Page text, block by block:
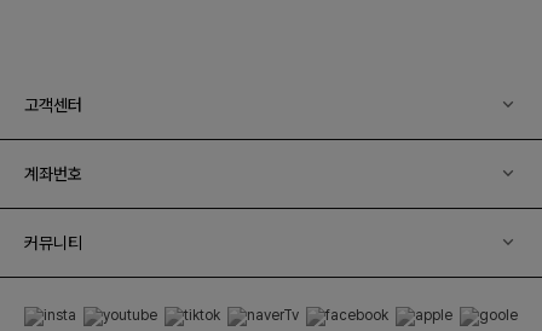
고객센터
계좌번호
커뮤니티